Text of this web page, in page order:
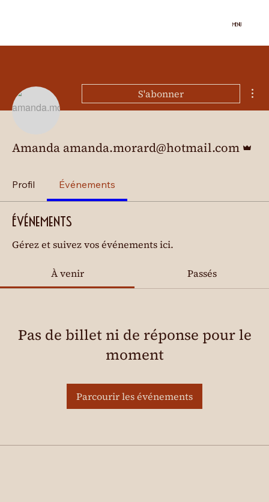
MENU
S'abonner
Amanda amanda.morard@hotmail.com
Profil Événements
Événements
Gérez et suivez vos événements ici.
À venir Passés
Pas de billet ni de réponse pour le
moment
Parcourir les événements